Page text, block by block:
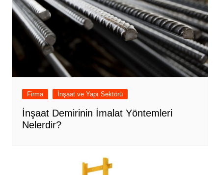
Firma İnşaat ve Yapı Sektörü
İnşaat Demirinin İmalat Yöntemleri
Nelerdir?